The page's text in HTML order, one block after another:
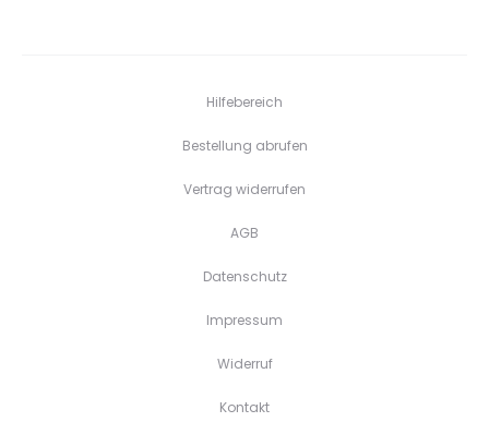
Hilfebereich
Bestellung abrufen
Vertrag widerrufen
AGB
Datenschutz
Impressum
Widerruf
Kontakt